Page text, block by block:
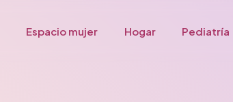
Espacio mujer Hogar Pediatría